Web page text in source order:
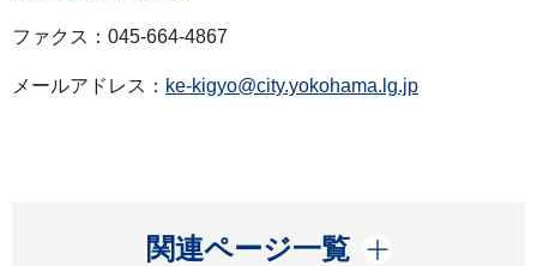
ファクス：045-664-4867
メールアドレス： ke-kigyo@city.yokohama.lg.jp
関連ページ一覧
開く